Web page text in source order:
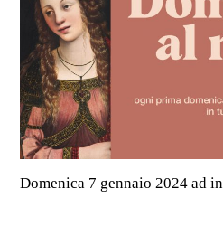
Domenica 7 gennaio 2024 ad